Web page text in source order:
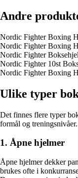
Andre
Nordic Fighter Boxing
Nordic Fighter Boxing
Nordic Fighter
Nordic Fighter 10st
Nordic Fighter Boxing
Ulike typer
Det finnes flere typer
formål og treningsnivåer.
1. Åpne hjelmer
Åpne hjelmer dekker
brukes ofte i